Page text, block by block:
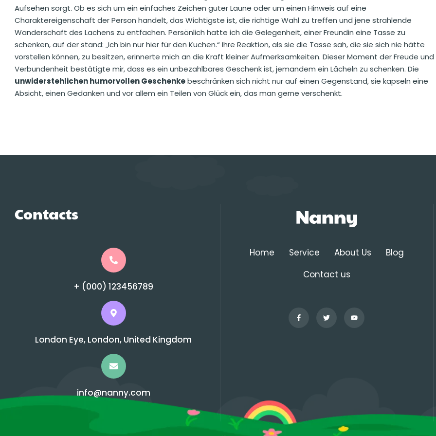
Aufsehen sorgt. Ob es sich um ein einfaches Zeichen guter Laune oder um einen Hinweis auf eine
Charaktereigenschaft der Person handelt, das Wichtigste ist, die richtige Wahl zu treffen und jene strahlende
Wanderschaft des Lachens zu entfachen. Persönlich hatte ich die Gelegenheit, einer Freundin eine Tasse zu
schenken, auf der stand: „Ich bin nur hier für den Kuchen.“ Ihre Reaktion, als sie die Tasse sah, die sie sich nie hätte
vorstellen können, zu besitzen, erinnerte mich an die Kraft kleiner Aufmerksamkeiten. Dieser Moment der Freude und
Verbundenheit bestätigte mir, dass es ein unbezahlbares Geschenk ist, jemandem ein Lächeln zu schenken. Die
unwiderstehlichen humorvollen Geschenkebeschränken sich nicht nur auf einen Gegenstand, sie kapseln eine
Absicht, einen Gedanken und vor allem ein Teilen von Glück ein, das man gerne verschenkt.
Contacts
+ (000) 123456789
London Eye, London, United Kingdom
info@nanny.com
Home Service About Us
Blog
Contact us